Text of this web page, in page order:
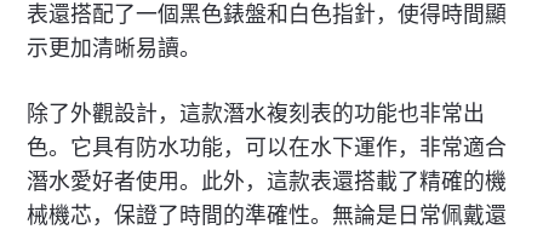
表還搭配了一個黑色錶盤和白色指針，使得時間顯
示更加清晰易讀。
除了外觀設計，這款潛水複刻表的功能也非常出
色。它具有防水功能，可以在水下運作，非常適合
潛水愛好者使用。此外，這款表還搭載了精確的機
械機芯，保證了時間的準確性。無論是日常佩戴還